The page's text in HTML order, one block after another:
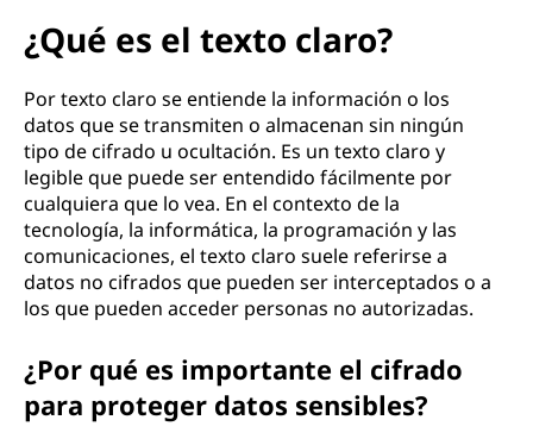
¿Qué es el texto claro?
Por texto claro se entiende la información o los
datos que se transmiten o almacenan sin ningún
tipo de cifrado u ocultación. Es un texto claro y
legible que puede ser entendido fácilmente por
cualquiera que lo vea. En el contexto de la
tecnología, la informática, la programación y las
comunicaciones, el texto claro suele referirse a
datos no cifrados que pueden ser interceptados o a
los que pueden acceder personas no autorizadas.
¿Por qué es importante el cifrado
para proteger datos sensibles?